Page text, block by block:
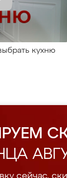
кухню
сейчас,